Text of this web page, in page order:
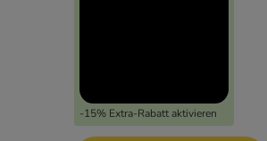
-15% Extra-Rabatt aktivieren